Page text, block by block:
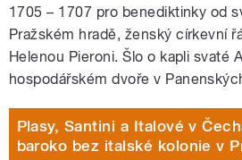
1705 – 1707 pro benediktinky od
Pražském hradě, ženský církevní
Helenou Pieroni. Šlo o kapli svaté
hospodářském dvoře v
Plasy, Santini a Italové v
baroko bez italské kolonie v